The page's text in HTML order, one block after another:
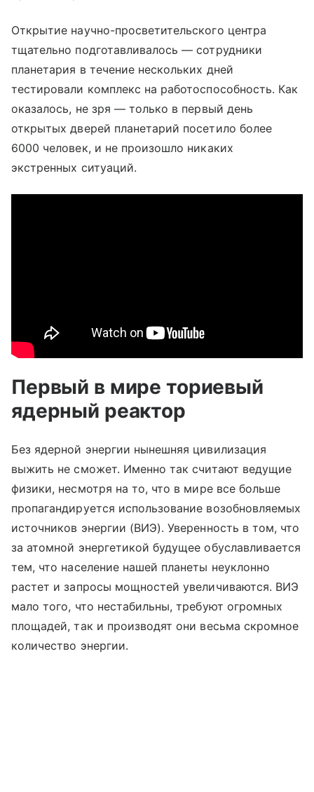
Открытие научно-просветительского центра
тщательно подготавливалось — сотрудники
планетария в течение нескольких дней
тестировали комплекс на работоспособность. Как
оказалось, не зря — только в первый день
открытых дверей планетарий посетило более
6000 человек, и не произошло никаких
экстренных ситуаций.
Первый в мире ториевый
ядерный реактор
Без ядерной энергии нынешняя цивилизация
выжить не сможет. Именно так считают ведущие
физики, несмотря на то, что в мире все больше
пропагандируется использование возобновляемых
источников энергии (ВИЭ). Уверенность в том, что
за атомной энергетикой будущее обуславливается
тем, что население нашей планеты неуклонно
растет и запросы мощностей увеличиваются. ВИЭ
мало того, что нестабильны, требуют огромных
площадей, так и производят они весьма скромное
количество энергии.